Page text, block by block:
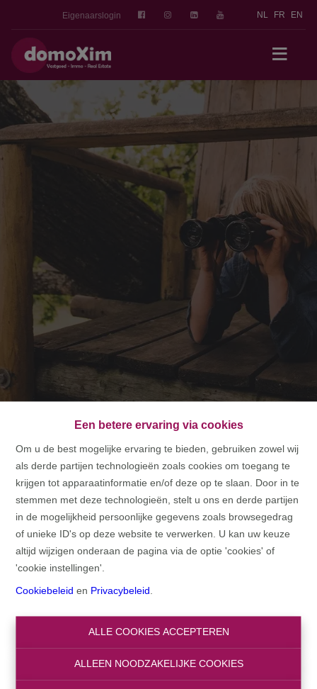
Een betere ervaring via cookies
Om u de best mogelijke ervaring te bieden, gebruiken zowel wij
als derde partijen technologieën zoals cookies om toegang te
krijgen tot apparaatinformatie en/of deze op te slaan. Door in te
stemmen met deze technologieën, stelt u ons en derde partijen
in de mogelijkheid persoonlijke gegevens zoals browsegedrag
of unieke ID's op deze website te verwerken. U kan uw keuze
altijd wijzigen onderaan de pagina via de optie 'cookies' of
'cookie instellingen'.
Cookiebeleid en Privacybeleid
ALLE COOKIES ACCEPTEREN
ALLEEN NOODZAKELIJKE COOKIES
Eigenaarslogin NL FR EN
HOME
HOME